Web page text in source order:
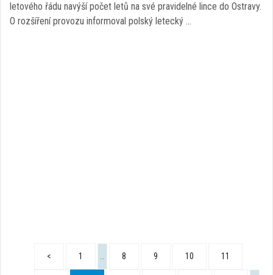
letového řádu navýší počet letů na své pravidelné lince do Ostravy.
O rozšíření provozu informoval polský letecký …
< 1 8 9 10 11